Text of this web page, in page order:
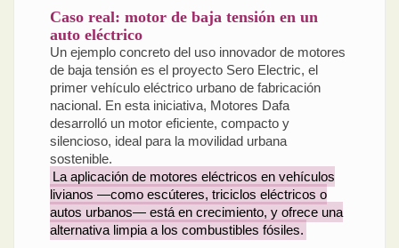
Caso real: motor de baja tensión en un
auto eléctrico
Un ejemplo concreto del uso innovador de motores
de baja tensión es el proyecto Sero Electric, el
primer vehículo eléctrico urbano de fabricación
nacional. En esta iniciativa, Motores Dafa
desarrolló un motor eficiente, compacto y
silencioso, ideal para la movilidad urbana
sostenible.
La aplicación de motores eléctricos en vehículos
livianos —como escúteres, triciclos eléctricos o
autos urbanos— está en crecimiento, y ofrece una
alternativa limpia a los combustibles fósiles.